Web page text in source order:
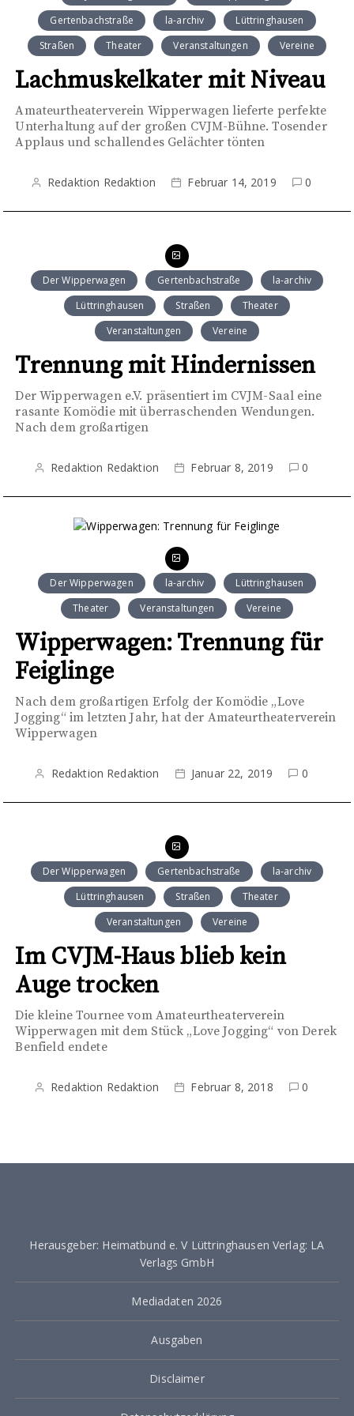
Gertenbachstraße
la-archiv
Lüttringhausen
Straßen
Theater Veranstaltungen Vereine
Lachmuskelkater mit Niveau
Amateurtheaterverein Wipperwagen lieferte perfekte
Unterhaltung auf der großen CVJM-Bühne. Tosender
Applaus und schallendes Gelächter tönten
Redaktion Redaktion Februar 14, 2019 0
Der Wipperwagen Gertenbachstraße
la-archiv
Lüttringhausen
Straßen
Theater
Veranstaltungen
Vereine
Trennung mit Hindernissen
Der Wipperwagen e.V. präsentiert im CVJM-Saal eine
rasante Komödie mit überraschenden Wendungen.
Nach dem großartigen
Redaktion Redaktion Februar 8, 2019 0
Der Wipperwagen la-archiv
Lüttringhausen
Theater
Veranstaltungen Vereine
Wipperwagen: Trennung für
Feiglinge
Nach dem großartigen Erfolg der Komödie „Love
Jogging“ im letzten Jahr, hat der Amateurtheaterverein
Wipperwagen
Redaktion Redaktion Januar 22, 2019 0
Der Wipperwagen Gertenbachstraße
la-archiv
Lüttringhausen
Straßen
Theater
Veranstaltungen
Vereine
Im CVJM-Haus blieb kein
Auge trocken
Die kleine Tournee vom Amateurtheaterverein
Wipperwagen mit dem Stück „Love Jogging“ von Derek
Benfield endete
Redaktion Redaktion Februar 8, 2018 0
Herausgeber: Heimatbund e. V Lüttringhausen Verlag: LA
Verlags GmbH
Mediadaten 2026
Ausgaben
Disclaimer